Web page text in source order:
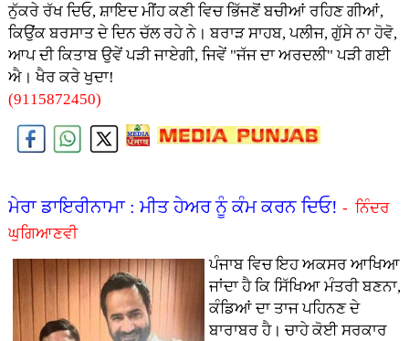
ਨੁੱਕਰੇ ਰੱਖ ਦਿਓ, ਸ਼ਾਇਦ ਮੀਂਹ ਕਣੀ ਵਿਚ ਭਿੱਜਣੋਂ ਬਚੀਆਂ ਰਹਿਣ ਗੀਆਂ,
ਕਿਉਂਕ ਬਰਸਾਤ ਦੇ ਦਿਨ ਚੱਲ ਰਹੇ ਨੇ। ਬਰਾੜ ਸਾਹਬ, ਪਲੀਜ, ਗੁੱਸੇ ਨਾ ਹੋਵੋ,
ਆਪ ਦੀ ਕਿਤਾਬ ਉਵੇਂ ਪੜੀ ਜਾਏਗੀ, ਜਿਵੇਂ "ਜੱਜ ਦਾ ਅਰਦਲੀ" ਪੜੀ ਗਈ
ਐ। ਖੈਰ ਕਰੇ ਖੁਦਾ!
(9115872450)
ਮੇਰਾ ਡਾਇਰੀਨਾਮਾ : ਮੀਤ ਹੇਅਰ ਨੂੰ ਕੰਮ ਕਰਨ ਦਿਓ! - ਨਿੰਦਰ
ਘੁਗਿਆਣਵੀ
ਪੰਜਾਬ ਵਿਚ ਇਹ ਅਕਸਰ ਆਖਿਆ
ਜਾਂਦਾ ਹੈ ਕਿ ਸਿੱਖਿਆ ਮੰਤਰੀ ਬਣਨਾ,
ਕੰਡਿਆਂ ਦਾ ਤਾਜ ਪਹਿਨਣ ਦੇ
ਬਾਰਾਬਰ ਹੈ। ਚਾਹੇ ਕੋਈ ਸਰਕਾਰ